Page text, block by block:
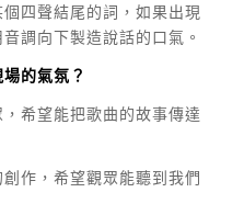
四聲結尾的詞，如果出現
調向下製造說話的口氣。
的氣氛？
希望能把歌曲的故事傳達
作，希望觀眾能聽到我們